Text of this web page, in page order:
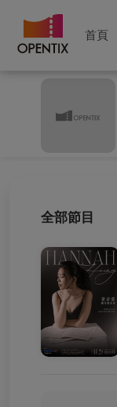
首頁
全部節目